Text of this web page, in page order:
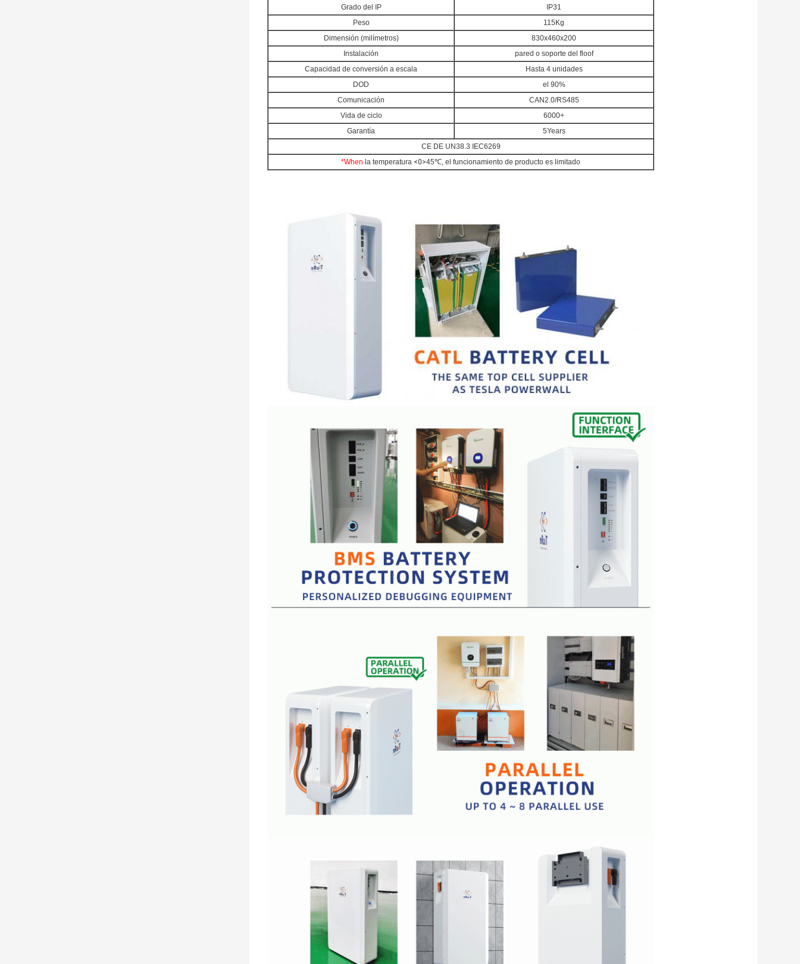
Grado del IP
IP31
Peso
115Kg
Dimensión (milímetros)
830x460x200
Instalación
pared o soporte del floof
Capacidad de conversión a escala
Hasta 4 unidades
DOD
el 90%
Comunicación
CAN2.0/RS485
Vida de ciclo
6000+
Garantía
5Years
CE DE UN38.3 IEC6269
*When la temperatura <0>45℃, el funcionamiento de producto es limitado